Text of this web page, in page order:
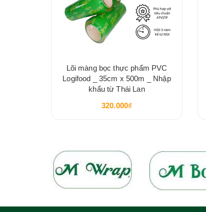
Lõi màng bọc thực phẩm PVC
Logifood _ 35cm x 500m _ Nhập
khẩu từ Thái Lan
320.000₫